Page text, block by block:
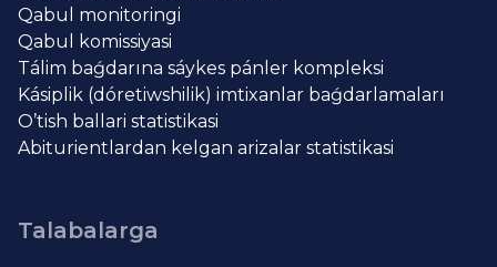
Qabul monitoringi
Qabul komissiyasi
Tálim baǵdarına sáykes pánler kompleksi
Kásiplik (dóretiwshilik) imtixanlar baǵdarlamaları
O’tish ballari statistikasi
Abiturientlardan kelgan arizalar statistikasi
Talabalarga